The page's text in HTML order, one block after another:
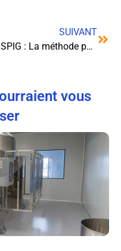
SUIVANT
Le SPIG : La méthode pour booster vos ventes de 17% et éliminer les objections
vous